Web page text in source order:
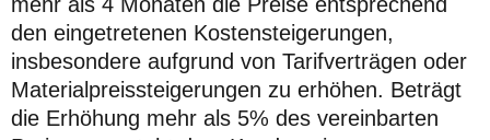
den eingetretenen Kostensteigerungen,
insbesondere aufgrund von Tarifverträgen oder
Materialpreissteigerungen zu erhöhen. Beträgt
die Erhöhung mehr als 5% des vereinbarten